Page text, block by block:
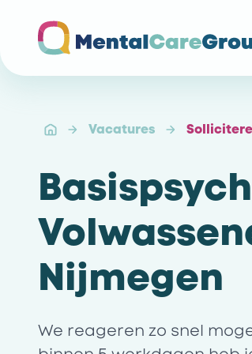
Vacatures
Nijmegen
We reageren zo snel